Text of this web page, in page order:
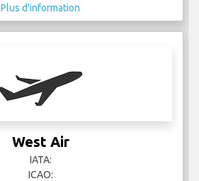
Plus d'information
West Air
IATA:
ICAO: